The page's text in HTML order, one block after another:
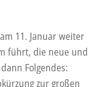
11. Januar weiter
führt, die neue und
Folgendes:
zur großen